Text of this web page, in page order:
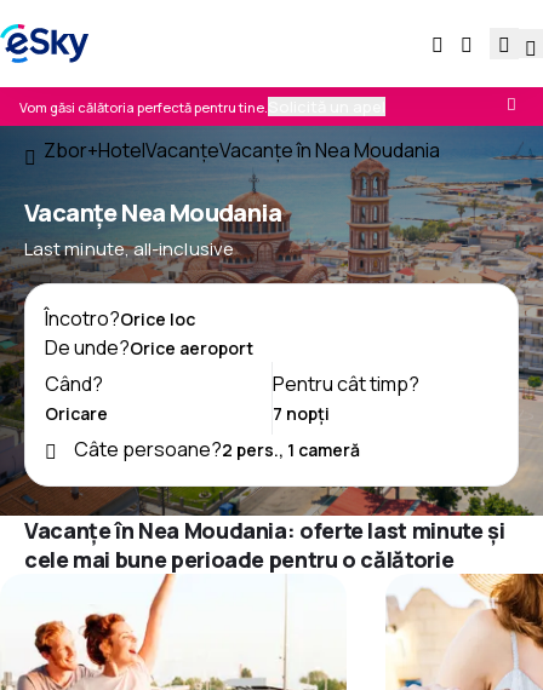
Vom găsi călătoria perfectă pentru tine.
Zbor+HotelVacanţeVacanţe în Nea Moudania
Vacanţe Nea Moudania
Last minute, all-inclusive
Încotro?
De unde?
Când?
Pentru cât timp?
Câte persoane?
Vacanțe în Nea Moudania: oferte last minute și
cele mai bune perioade pentru o călătorie